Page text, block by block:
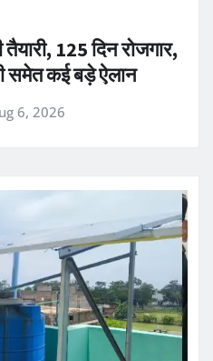
125 दिन रोजगार,
समेत कई बड़े ऐलान
6, 2026